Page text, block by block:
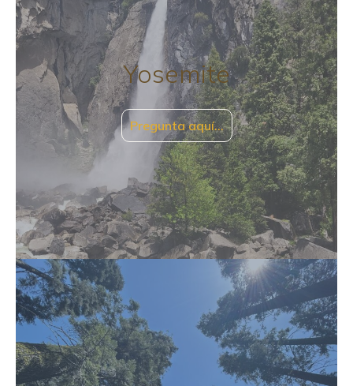
Yosemite
Pregunta aquí…